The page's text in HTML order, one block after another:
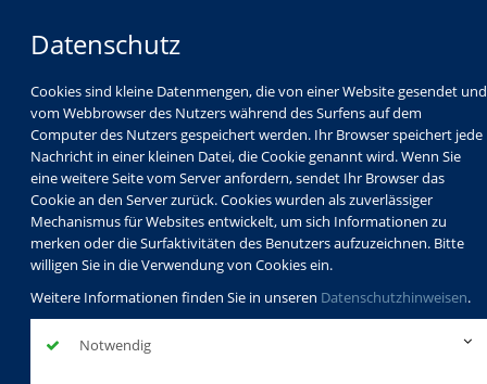
Datenschutz
Cookies sind kleine Datenmengen, die von einer Website gesendet und
vom Webbrowser des Nutzers während des Surfens auf dem
Computer des Nutzers gespeichert werden. Ihr Browser speichert jede
Nachricht in einer kleinen Datei, die Cookie genannt wird. Wenn Sie
eine weitere Seite vom Server anfordern, sendet Ihr Browser das
Cookie an den Server zurück. Cookies wurden als zuverlässiger
Mechanismus für Websites entwickelt, um sich Informationen zu
merken oder die Surfaktivitäten des Benutzers aufzuzeichnen. Bitte
willigen Sie in die Verwendung von Cookies ein.
Weitere Informationen finden Sie in unseren Datenschutzhinweisen.
Notwendig
Programm
Schulabschlüsse
Schulkindbetreuung
Service